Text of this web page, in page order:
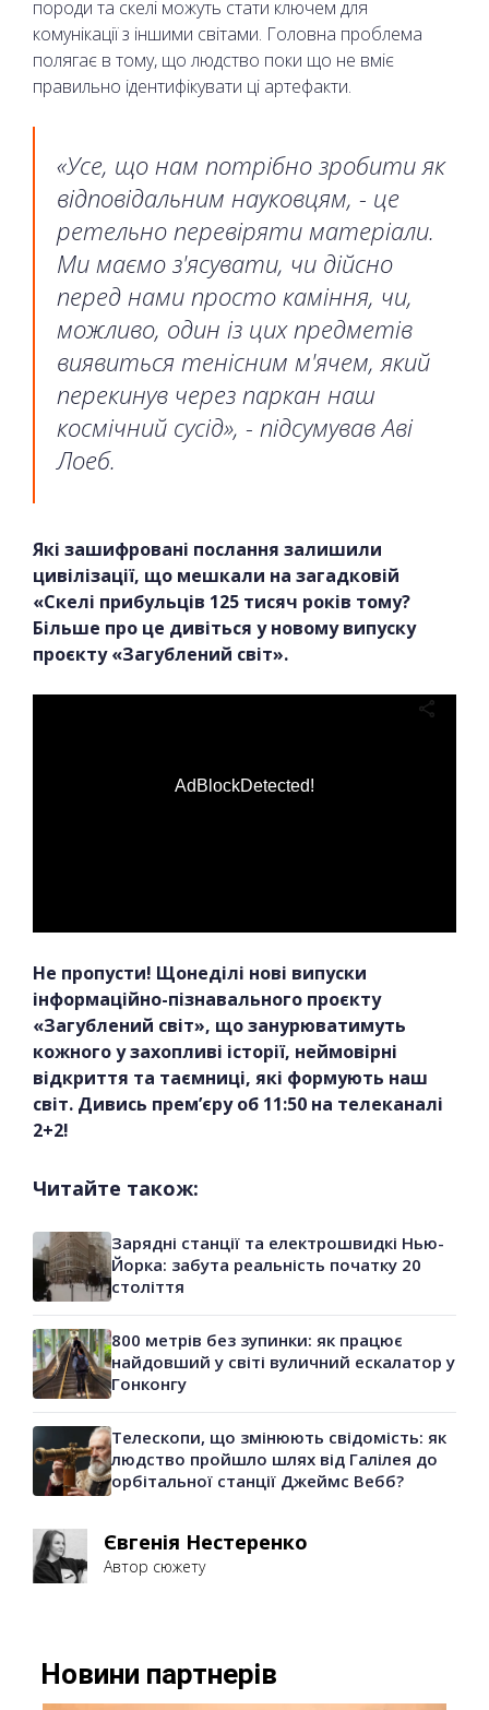
породи та скелі можуть стати ключем для
комунікації з іншими світами. Головна проблема
полягає в тому, що людство поки що не вміє
правильно ідентифікувати ці артефакти.
«Усе, що нам потрібно зробити як
відповідальним науковцям, - це
ретельно перевіряти матеріали.
Ми маємо з'ясувати, чи дійсно
перед нами просто каміння, чи,
можливо, один із цих предметів
виявиться тенісним м'ячем, який
перекинув через паркан наш
космічний сусід», - підсумував Аві
Лоеб.
Які зашифровані послання залишили
цивілізації, що мешкали на загадковій
«Скелі прибульців 125 тисяч років тому?
Більше про це дивіться у новому випуску
проєкту «Загублений світ».
AdBlockDetected!
Не пропусти! Щонеділі нові випуски
інформаційно-пізнавального проєкту
«Загублений світ», що занурюватимуть
кожного у захопливі історії, неймовірні
відкриття та таємниці, які формують наш
світ. Дивись прем’єру об 11:50 на телеканалі
2+2!
Читайте також:
Зарядні станції та електрошвидкі Нью-
Йорка: забута реальність початку 20
століття
800 метрів без зупинки: як працює
найдовший у світі вуличний ескалатор у
Гонконгу
Телескопи, що змінюють свідомість: як
людство пройшло шлях від Галілея до
орбітальної станції Джеймс Вебб?
Євгенія Нестеренко
Автор сюжету